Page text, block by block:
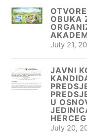
OBUKA
July 21,
JAVNI
U
July 20,